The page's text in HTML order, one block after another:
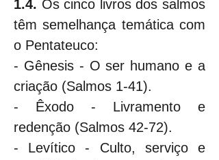
1.4. Os cinco livros dos salmos
têm semelhança temática com
o Pentateuco:
- Gênesis - O ser humano e a
criação (Salmos 1-41).
- Êxodo - Livramento e
redenção (Salmos 42-72).
- Levítico - Culto, serviço e